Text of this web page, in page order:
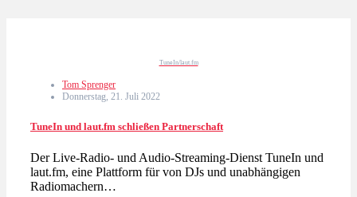
TuneIn/laut.fm
Tom Sprenger
Donnerstag, 21. Juli 2022
TuneIn und laut.fm schließen Partnerschaft
Der Live-Radio- und Audio-Streaming-Dienst TuneIn und
laut.fm, eine Plattform für von DJs und unabhängigen
Radiomachern…